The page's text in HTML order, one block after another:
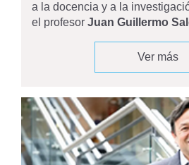
a la docencia y a la
el profesor Juan Guillermo
Ver más